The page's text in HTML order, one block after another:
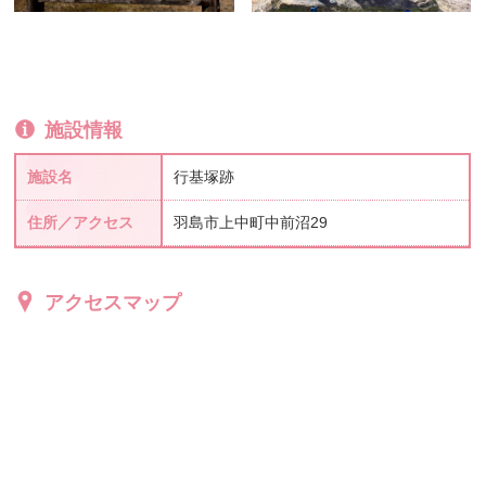
施設情報
施設名 行基塚跡
住所／アクセス 羽島市上中町中前沼29
アクセスマップ